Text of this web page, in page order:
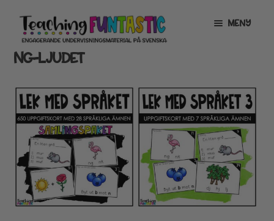
Hoppa
till
navigering
Gå
till
innehåll
MENY
INFO
MITT KONTO
GRATISMATERIAL
EXPANDERA
UNDERMENY
BUTIK
LICENSER
EXPANDERA
UNDERMENY
NG-LJUDET